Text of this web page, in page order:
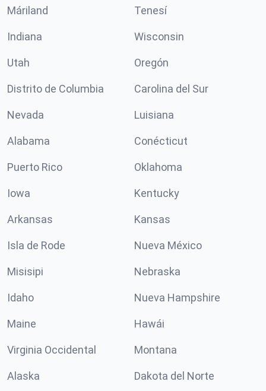
Máriland Tenesí
Indiana Wisconsin
Utah Oregón
Distrito de Columbia Carolina del Sur
Nevada Luisiana
Alabama Conécticut
Puerto Rico Oklahoma
Iowa Kentucky
Arkansas Kansas
Isla de Rode Nueva México
Misisipi Nebraska
Idaho Nueva Hampshire
Maine Hawái
Virginia Occidental Montana
Alaska Dakota del Norte